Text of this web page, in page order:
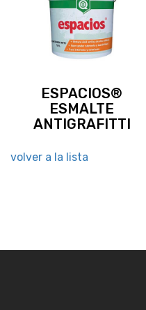
ESPACIOS®
ESMALTE
ANTIGRAFITTI
volver a la lista